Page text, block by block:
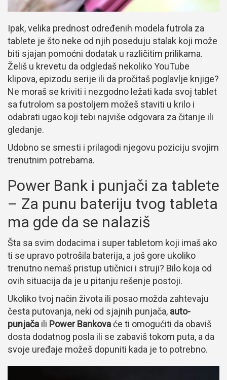
Ipak, velika prednost određenih modela futrola za
tablete je što neke od njih poseduju stalak koji može
biti sjajan pomoćni dodatak u različitim prilikama.
Želiš u krevetu da odgledaš nekoliko YouTube
klipova, epizodu serije ili da pročitaš poglavlje knjige?
Ne moraš se kriviti i nezgodno ležati kada svoj tablet
sa futrolom sa postoljem možeš staviti u krilo i
odabrati ugao koji tebi najviše odgovara za čitanje ili
gledanje.
Udobno se smesti i prilagodi njegovu poziciju svojim
trenutnim potrebama.
Power Bank i punjači za tablete
– Za punu bateriju tvog tableta
ma gde da se nalaziš
Šta sa svim dodacima i super tabletom koji imaš ako
ti se upravo potrošila baterija, a još gore ukoliko
trenutno nemaš pristup utičnici i struji? Bilo koja od
ovih situacija da je u pitanju rešenje postoji.
Ukoliko tvoj način života ili posao možda zahtevaju
česta putovanja, neki od sjajnih punjača, auto-
punjača ili Power Bankovaće ti omogućiti da obaviš
dosta dodatnog posla ili se zabaviš tokom puta, a da
svoje uređaje možeš dopuniti kada je to potrebno.